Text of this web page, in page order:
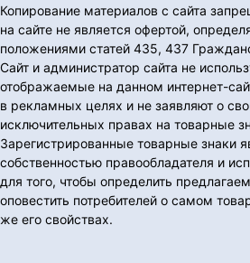
Копирование материалов с сайта
на сайте не является офертой,
положениями статей 435, 437
Сайт и администратор сайта не
отображаемые на данном интернет-
в рекламных целях и не заявляют о
исключительных правах на товарные
Зарегистрированные товарные знаки
собственностью правообладателя и
для того, чтобы определить
оповестить потребителей о самом
же его свойствах.